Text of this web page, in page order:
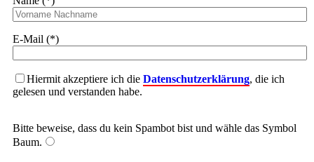
E-Mail (*)
Hiermit akzeptiere ich die Datenschutzerklärung, die ich
gelesen und verstanden habe.
Bitte beweise, dass du kein Spambot bist und wähle das Symbol
Baum.